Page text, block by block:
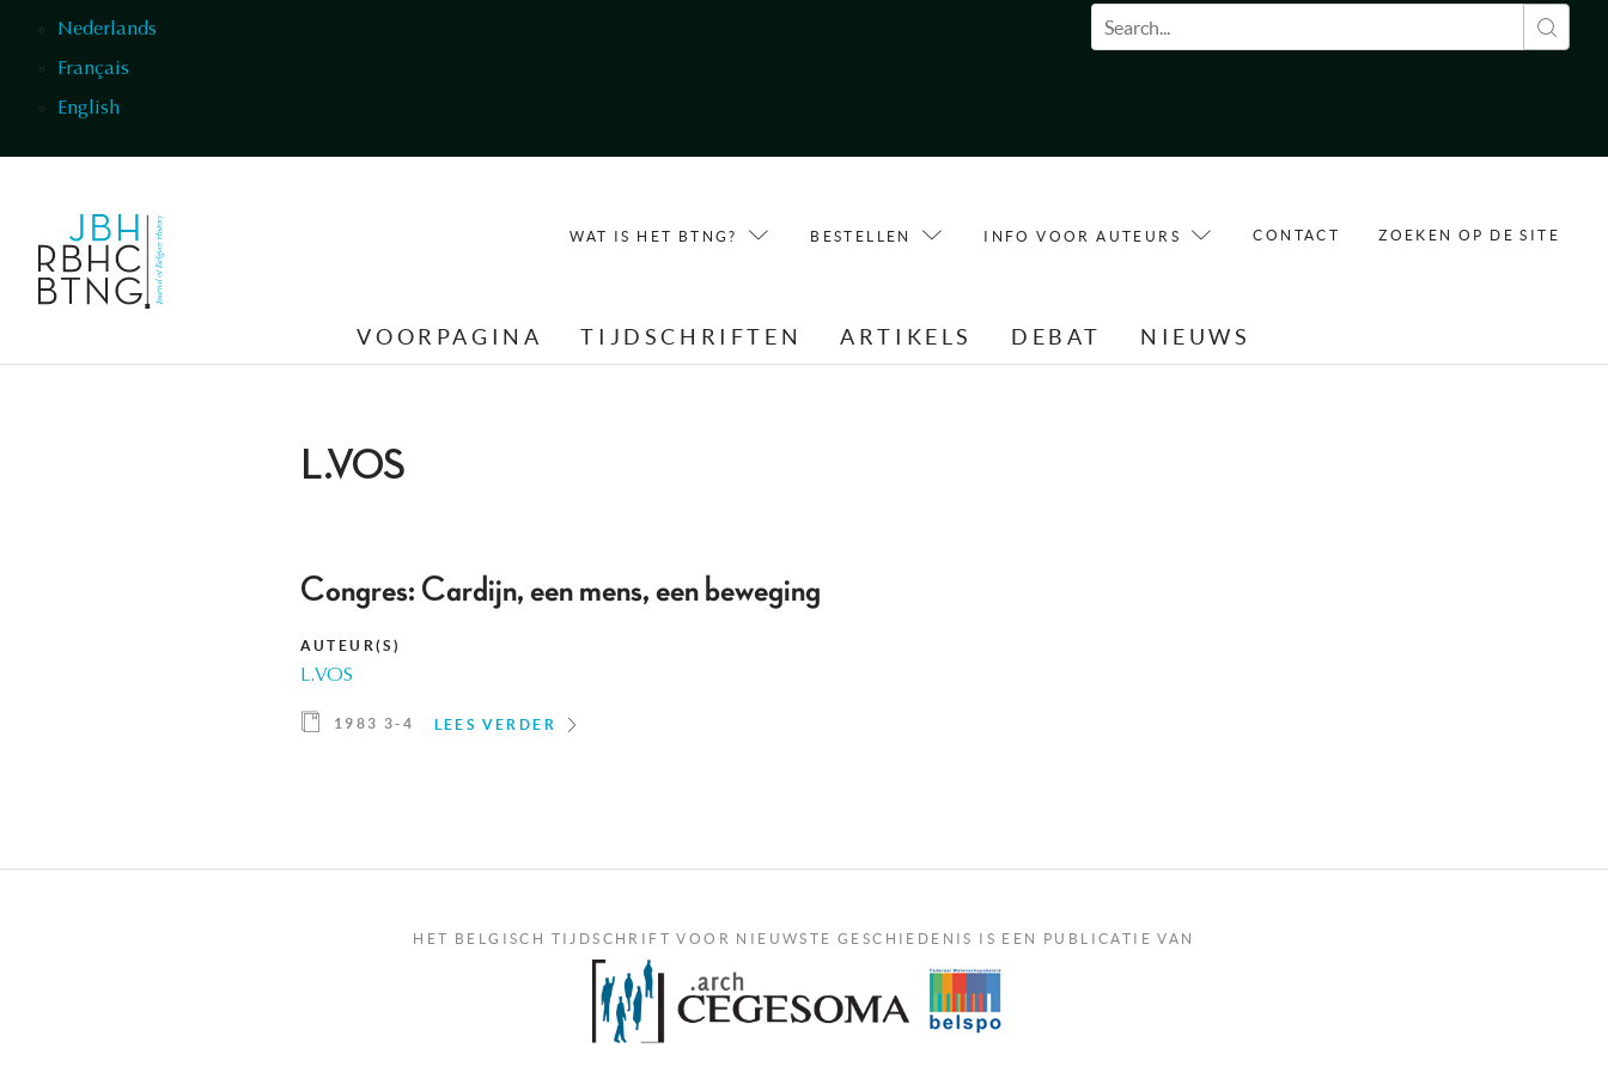
Nederlands
Français
English
Zoekveld
WAT IS HET BTNG? BESTELLEN INFO VOOR AUTEURS CONTACT ZOEKEN OP DE SITE
VOORPAGINA TIJDSCHRIFTEN ARTIKELS DEBAT NIEUWS
L.VOS
Congres: Cardijn, een mens, een beweging
AUTEUR(S)
L.VOS
1983 3-4 LEES VERDER
HET BELGISCH TIJDSCHRIFT VOOR NIEUWSTE GESCHIEDENIS IS EEN PUBLICATIE VAN